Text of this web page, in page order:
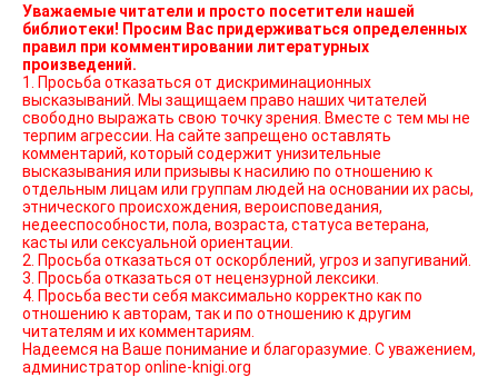
Уважаемые читатели и просто посетители нашей
библиотеки! Просим Вас придерживаться определенных
правил при комментировании литературных
произведений.
1. Просьба отказаться от дискриминационных
высказываний. Мы защищаем право наших читателей
свободно выражать свою точку зрения. Вместе с тем мы не
терпим агрессии. На сайте запрещено оставлять
комментарий, который содержит унизительные
высказывания или призывы к насилию по отношению к
отдельным лицам или группам людей на основании их расы,
этнического происхождения, вероисповедания,
недееспособности, пола, возраста, статуса ветерана,
касты или сексуальной ориентации.
2. Просьба отказаться от оскорблений, угроз и запугиваний.
3. Просьба отказаться от нецензурной лексики.
4. Просьба вести себя максимально корректно как по
отношению к авторам, так и по отношению к другим
читателям и их комментариям.
Надеемся на Ваше понимание и благоразумие. С уважением,
администратор online-knigi.org